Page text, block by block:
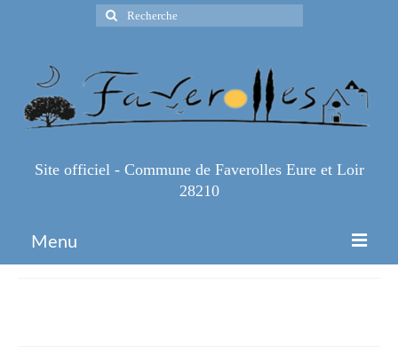
Rechercher
:
Site officiel - Commune de Faverolles Eure et Loir
28210
Menu